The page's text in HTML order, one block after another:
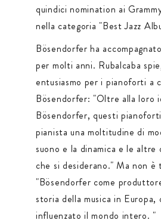
quindici nomination ai
nella categoria "Best Jazz
Bösendorfer ha
per molti anni. Rubalcaba
entusiasmo per i pianoforti a
Bösendorfer: "Oltre alla loro
Bösendorfer, questi
pianista una moltitudine di
suono e la dinamica e le
che si desiderano." Ma non
"Bösendorfer come
storia della musica in Europa,
influenzato il mondo intero. "